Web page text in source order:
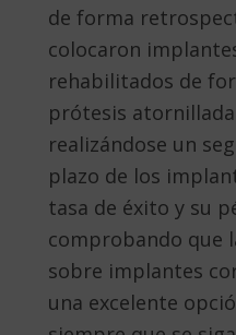
de forma
colocaron
rehabilitados de
prótesis
realizándose un
plazo de los
tasa de éxito y su
comprobando que
sobre implantes
una excelente